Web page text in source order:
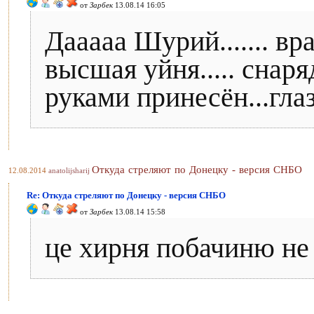
от Зарбек 13.08.14 16:05
Дааааа Шурий.......
высшая уйня.....
руками
12.08.2014 anatolijsharij Откуда стреляют по Донецку - версия СНБО
Re: Откуда стреляют по Донецку - версия СНБО
от Зарбек 13.08.14 15:58
це хирня побачиню не